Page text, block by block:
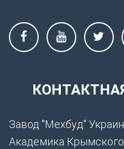
Завод "Мехбуд"
Академика